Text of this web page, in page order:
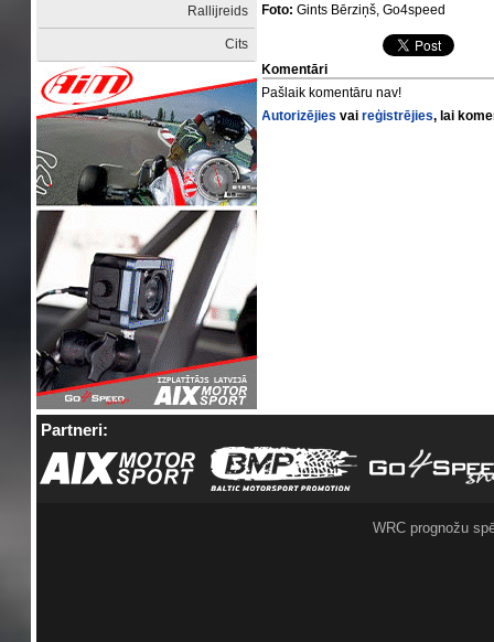
Rallijreids
Cits
Foto: Gints Bērziņš, Go4speed
Komentāri
Pašlaik komentāru nav!
Autorizējies vaireģistrējies, lai
Partneri:
WRC prognožu